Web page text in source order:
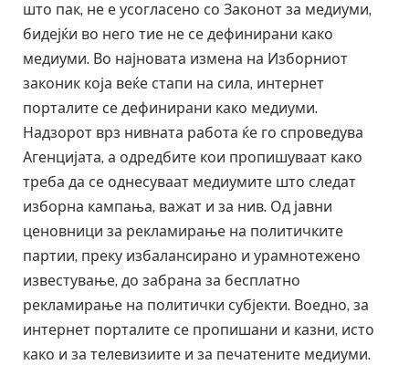
што пак, не е усогласено со Законот за медиуми,
бидејќи во него тие не се дефинирани како
медиуми. Во најновата измена на Изборниот
законик која веќе стапи на сила, интернет
порталите се дефинирани како медиуми.
Надзорот врз нивната работа ќе го спроведува
Агенцијата, а одредбите кои пропишуваат како
треба да се однесуваат медиумите што следат
изборна кампања, важат и за нив. Од јавни
ценовници за рекламирање на политичките
партии, преку избалансирано и урамнотежено
известување, до забрана за бесплатно
рекламирање на политички субјекти. Воедно, за
интернет порталите се пропишани и казни, исто
како и за телевизиите и за печатените медиуми.